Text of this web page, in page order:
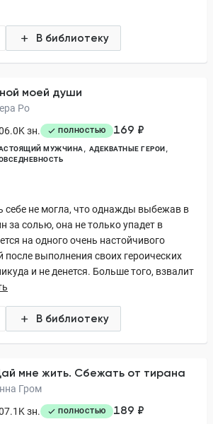
В библиотеку
моей души
Ро
зн.
ПОЛНОСТЬЮ 169 ₽
МУЖЧИНА
АДЕКВАТНЫЕ ГЕРОИ
себе не могла, что однажды выбежав в
за солью, она не только упадет в
на одного очень настойчивого
после выполнения своих героических
и не денется. Больше того, взвалит
В библиотеку
мне жить. Сбежать от тирана
Гром
зн.
ПОЛНОСТЬЮ 189 ₽